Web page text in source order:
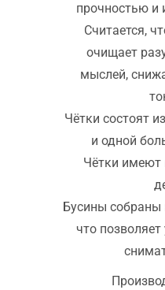
прочностью и
Считается,
очищает
мыслей,
Чётки состоят
и одной
Чётки имеют
Бусины собраны
что